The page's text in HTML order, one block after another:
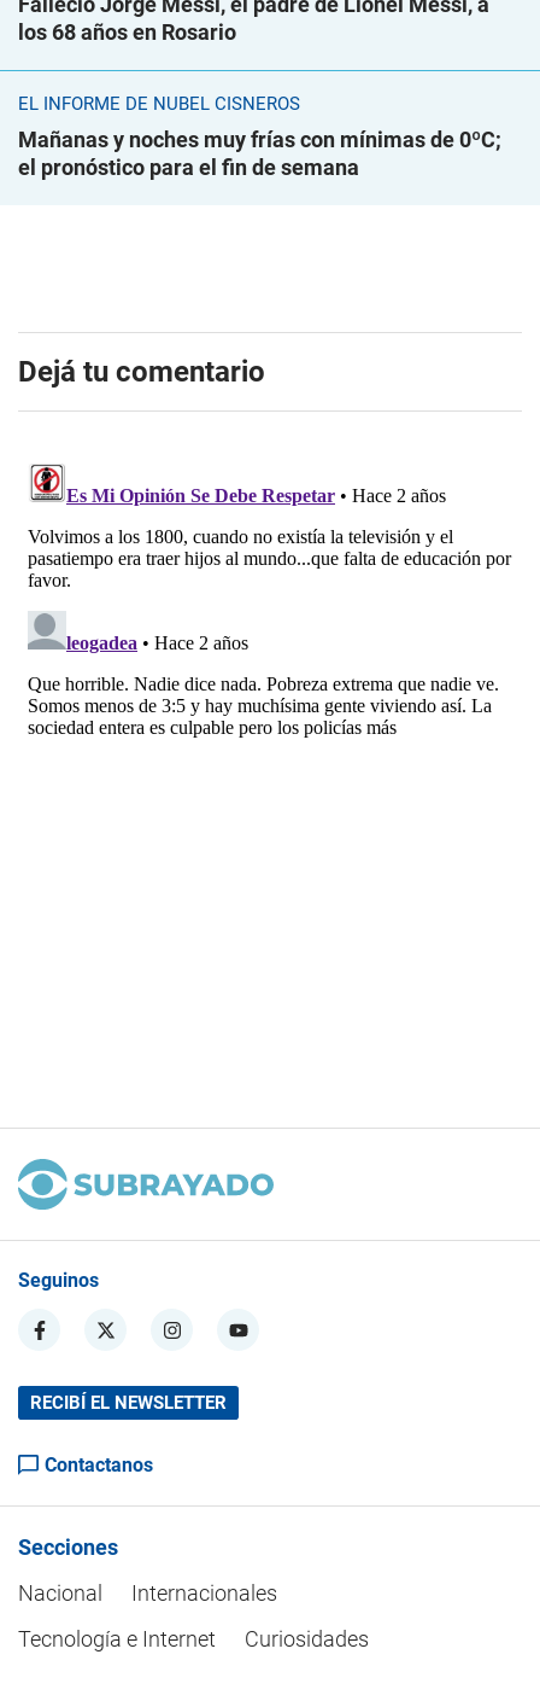
los 68 años en Rosario
EL INFORME DE NUBEL CISNEROS
Mañanas y noches muy frías con mínimas de 0ºC;
el pronóstico para el fin de semana
Dejá tu comentario
Seguinos
RECIBÍ EL NEWSLETTER
Contactanos
Secciones
Nacional
Internacionales
Tecnología e Internet
Curiosidades